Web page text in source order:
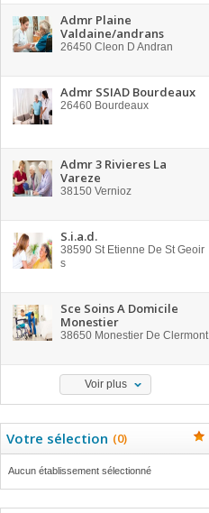
Admr Plaine
Valdaine/andrans
26450 Cleon D Andran
Admr SSIAD Bourdeaux
26460 Bourdeaux
Admr 3 Rivieres La
Vareze
38150 Vernioz
S.i.a.d.
38590 St Etienne De St Geoir
s
Sce Soins A Domicile
Monestier
38650 Monestier De Clermont
Voir plus
Votre sélection (0)
Aucun établissement sélectionné